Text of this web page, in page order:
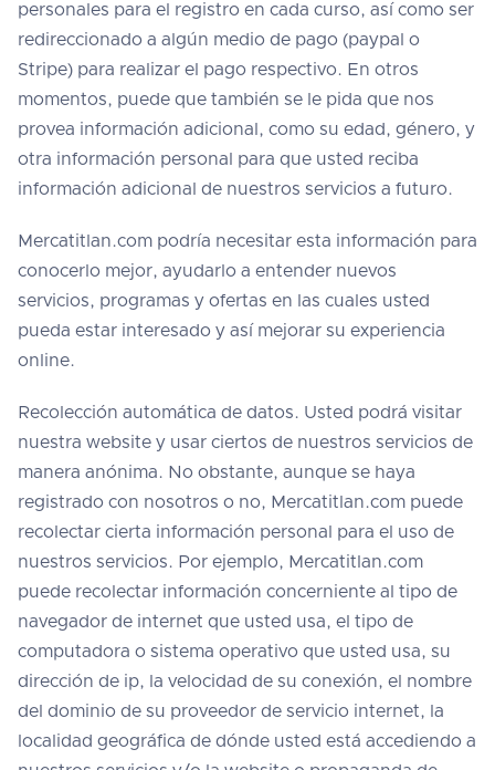
personales para el registro en cada curso, así como ser
redireccionado a algún medio de pago (paypal o
Stripe) para realizar el pago respectivo. En otros
momentos, puede que también se le pida que nos
provea información adicional, como su edad, género, y
otra información personal para que usted reciba
información adicional de nuestros servicios a futuro.
Mercatitlan.com podría necesitar esta información para
conocerlo mejor, ayudarlo a entender nuevos
servicios, programas y ofertas en las cuales usted
pueda estar interesado y así mejorar su experiencia
online.
Recolección automática de datos. Usted podrá visitar
nuestra website y usar ciertos de nuestros servicios de
manera anónima. No obstante, aunque se haya
registrado con nosotros o no, Mercatitlan.com puede
recolectar cierta información personal para el uso de
nuestros servicios. Por ejemplo, Mercatitlan.com
puede recolectar información concerniente al tipo de
navegador de internet que usted usa, el tipo de
computadora o sistema operativo que usted usa, su
dirección de ip, la velocidad de su conexión, el nombre
del dominio de su proveedor de servicio internet, la
localidad geográfica de dónde usted está accediendo a